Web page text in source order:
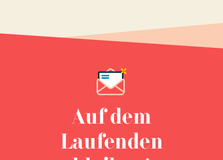
Auf dem
Laufenden